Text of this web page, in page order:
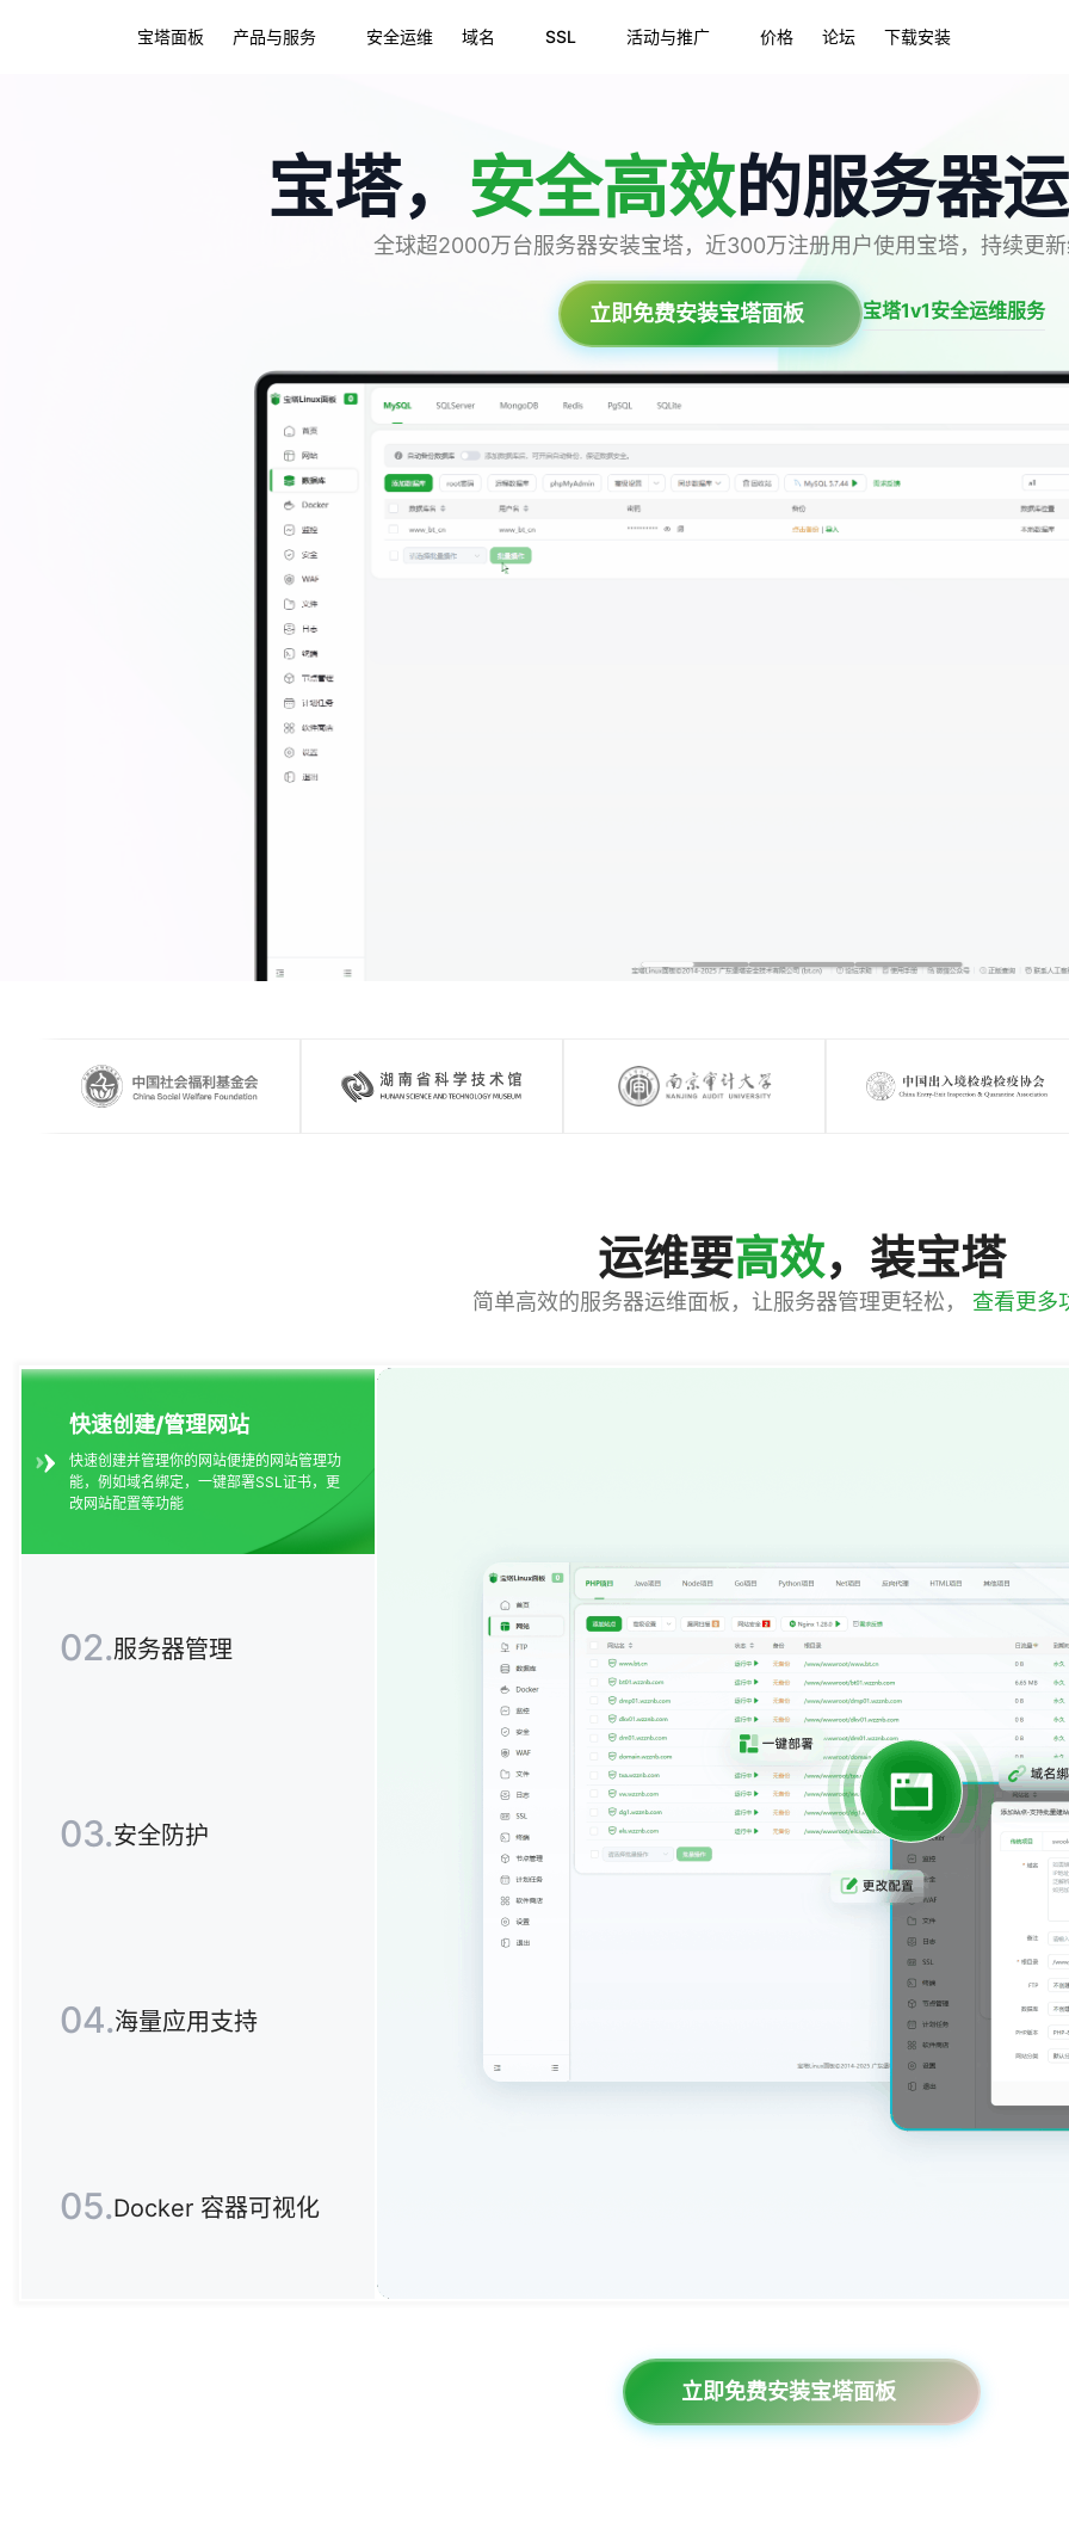
宝塔面板 产品与服务 安全运维 域名 SSL 活动与推广 价格 论坛 下载安装
宝塔， 安全高效的服务器
全球超2000万台服务器安装宝塔，近300万注册用户使用宝塔，持续更
立即免费安装宝塔面板 宝塔1v1安全运维服务
运维要高效，装宝塔
简单高效的服务器运维面板，让服务器管理更轻松， 查看更多
快速创建/管理网站
快速创建并管理你的网站便捷的网站管理功
能，例如域名绑定，一键部署SSL证书，更
改网站配置等功能
02.服务器管理
03.安全防护
04.海量应用支持
05.Docker 容器可视化
立即免费安装宝塔面板